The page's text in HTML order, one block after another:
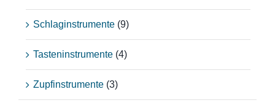
Schlaginstrumente (9)
Tasteninstrumente (4)
Zupfinstrumente (3)